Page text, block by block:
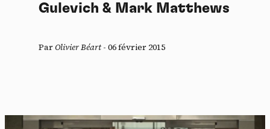
Gulevich & Mark Matthews
ParOlivier Béart- 06 février 2015